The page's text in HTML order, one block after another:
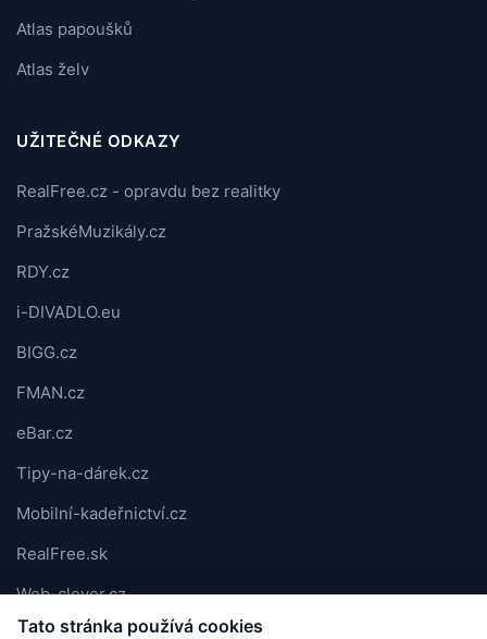
Atlas papoušků
Atlas želv
UŽITEČNÉ ODKAZY
RealFree.cz - opravdu bez realitky
PražskéMuzikály.cz
RDY.cz
i-DIVADLO.eu
BIGG.cz
FMAN.cz
eBar.cz
Tipy-na-dárek.cz
Mobilní-kadeřnictví.cz
RealFree.sk
Web-clever.cz
Kvízov.cz
Tato stránka používá cookies